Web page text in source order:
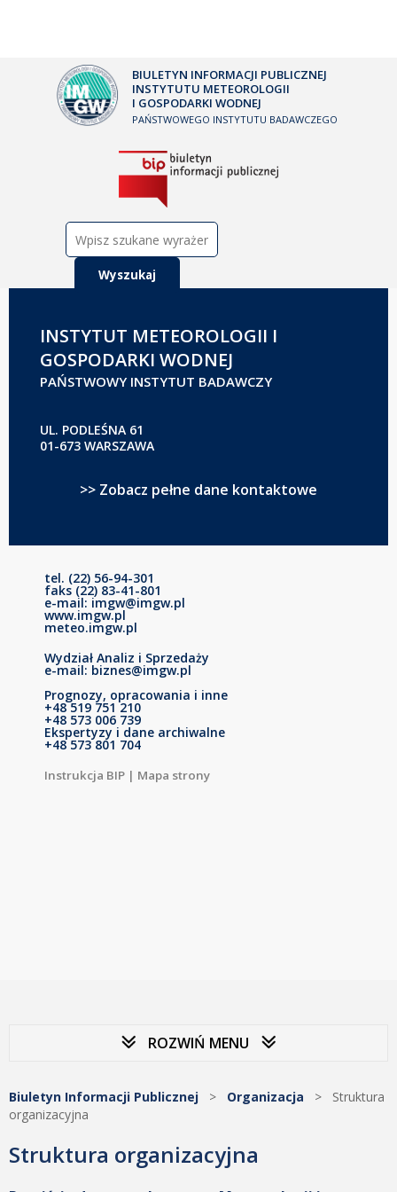
BIULETYN INFORMACJI PUBLICZNEJ
INSTYTUTU METEOROLOGII
I GOSPODARKI WODNEJ
PAŃSTWOWEGO INSTYTUTU BADAWCZEGO
INSTYTUT METEOROLOGII I
GOSPODARKI WODNEJ
PAŃSTWOWY INSTYTUT BADAWCZY
UL. PODLEŚNA 61
01-673 WARSZAWA
>> Zobacz pełne dane kontaktowe
tel. (22) 56-94-301
faks (22) 83-41-801
e-mail: imgw@imgw.pl
www.imgw.pl
meteo.imgw.pl
Wydział Analiz i Sprzedaży
e-mail: biznes@imgw.pl
Prognozy, opracowania i inne
+48 519 751 210
+48 573 006 739
Ekspertyzy i dane archiwalne
+48 573 801 704
Instrukcja BIP | Mapa strony
ROZWIŃ MENU
Biuletyn Informacji Publicznej > Organizacja > Struktura
organizacyjna
Struktura organizacyjna